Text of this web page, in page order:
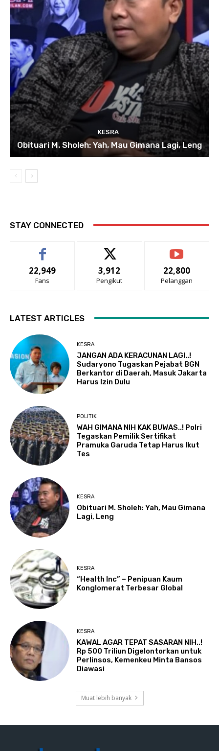
KESRA
Obituari M. Sholeh: Yah, Mau Gimana Lagi, Leng
STAY CONNECTED
22,949
Fans
3,912
Pengikut
22,800
Pelanggan
LATEST ARTICLES
KESRA
JANGAN ADA KERACUNAN LAGI..!
Sudaryono Tugaskan Pejabat BGN
Berkantor di Daerah, Masuk Jakarta
Harus Izin Dulu
POLITIK
WAH GIMANA NIH KAK BUWAS..! Polri
Tegaskan Pemilik Sertifikat
Pramuka Garuda Tetap Harus Ikut
Tes
KESRA
Obituari M. Sholeh: Yah, Mau Gimana
Lagi, Leng
KESRA
“Health Inc” – Penipuan Kaum
Konglomerat Terbesar Global
KESRA
KAWAL AGAR TEPAT SASARAN NIH..!
Rp 500 Triliun Digelontorkan untuk
Perlinsos, Kemenkeu Minta Bansos
Diawasi
Muat lebih banyak